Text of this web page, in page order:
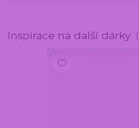
Inspirace na další dárky